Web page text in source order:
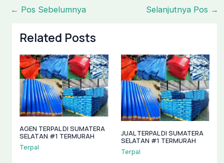
← Pos Sebelumnya Selanjutnya Pos →
Related Posts
AGEN TERPAL DI SUMATERA
SELATAN #1 TERMURAH
Terpal
JUAL TERPAL DI SUMATERA
SELATAN #1 TERMURAH
Terpal